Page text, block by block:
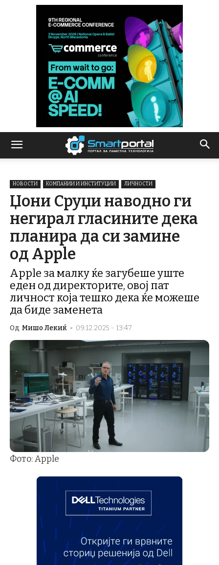
НОВОСТИ КОМПАНИИ И ИНСТИТУЦИИ ЛИЧНОСТИ
Џони Сруџи наводно ги
негирал гласините дека
планира да си замине
од Apple
Apple за малку ќе загубеше уште
еден од директорите, овој пат
личност која тешко дека ќе можеше
да биде заменета
Од Мишо Лекиќ - 09.12.2025 - 13:47
Фото: Apple